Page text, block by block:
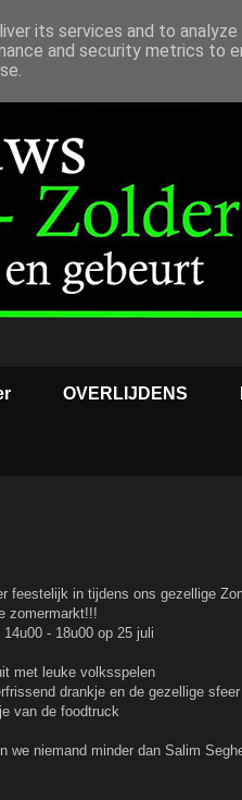
OVERLIJDENS
feestelijk in tijdens ons gezellige
zomermarkt!!!
- 18u00 op 25 juli
met leuke volksspelen
drankje en de gezellige sfeer
van de foodtruck
we niemand minder dan Salim
its services and to
and security metrics to